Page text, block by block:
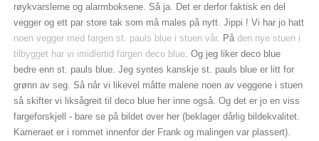
røykvarslerne og alarmboksene. Så ja. Det er derfor faktisk en del
vegger og ett par store tak som må males på nytt. Jippi ! Vi har jo hatt
noen vegger med fargen st. pauls blue i stuen vår. På den nye stuen i
tilbygget har vi imidlertid fargen deco blue . Og jeg liker deco blue
bedre enn st. pauls blue. Jeg syntes kanskje st. pauls blue er litt for
grønn av seg. Så når vi likevel måtte malene noen av veggene i stuen
så skifter vi liksågreit til deco blue her inne også. Og det er jo en viss
fargeforskjell - bare se på bildet over her (beklager dårlig bildekvalitet.
Kameraet er i rommet innenfor der Frank og malingen var plassert).